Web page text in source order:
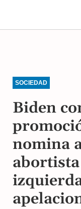
SOCIEDAD
Biden
nomina